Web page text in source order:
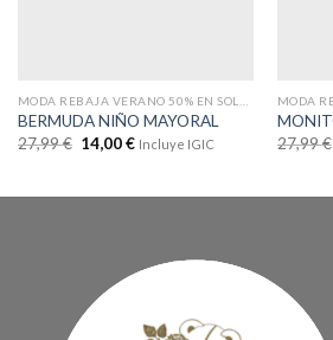
BERMUDA NIÑO MAYORAL
27,99€ 14,00€ Incluye IGIC
27,99€